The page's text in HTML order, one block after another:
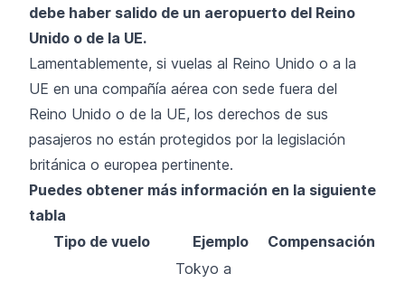
debe haber salido de un aeropuerto del Reino
Unido o de la UE.
Lamentablemente, si vuelas al Reino Unido o a la
UE en una compañía aérea con sede fuera del
Reino Unido o de la UE, los derechos de sus
pasajeros no están protegidos por la legislación
británica o europea pertinente.
Puedes obtener más información en la siguiente
tabla
Tipo de vuelo
Ejemplo Compensación
Tokyo a